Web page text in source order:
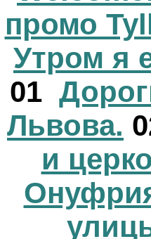
промо
Утром я
01
Львова.
и